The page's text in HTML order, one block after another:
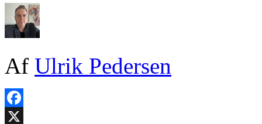
Af Ulrik Pedersen
Facebook